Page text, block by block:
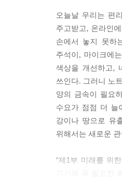
마음이 전혀 없다.
한 가지 그나마 다
점점 더 코발트를
개인 차원에서, 할
전기 제품을 기분
오늘날 우리는 편
주고받고, 온라인
손에서 놓지 못하
주석이, 마이크에
색상을 개선하고,
쓰인다. 그러니 노
양의 금속이 필요
수요가 점점 더 늘
강이나 땅으로 유
위해서는 새로운
“제1부 미래를 위